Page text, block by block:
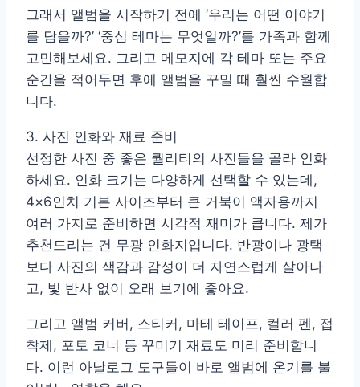
그래서 앨범을 시작하기 전에 ‘우리는 어떤 이야기
를 담을까?’ ‘중심 테마는 무엇일까?’를 가족과 함께
고민해보세요. 그리고 메모지에 각 테마 또는 주요
순간을 적어두면 후에 앨범을 꾸밀 때 훨씬 수월합
니다.
3. 사진 인화와 재료 준비
선정한 사진 중 좋은 퀄리티의 사진들을 골라 인화
하세요. 인화 크기는 다양하게 선택할 수 있는데,
4×6인치 기본 사이즈부터 큰 거북이 액자용까지
여러 가지로 준비하면 시각적 재미가 큽니다. 제가
추천드리는 건 무광 인화지입니다. 반광이나 광택
보다 사진의 색감과 감성이 더 자연스럽게 살아나
고, 빛 반사 없이 오래 보기에 좋아요.
그리고 앨범 커버, 스티커, 마테 테이프, 컬러 펜, 접
착제, 포토 코너 등 꾸미기 재료도 미리 준비합니
다. 이런 아날로그 도구들이 바로 앨범에 온기를 불